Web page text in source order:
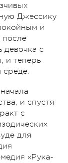
Джессику
и
после
девочка с
и теперь
среде.
и спустя
с
для
«Рука-